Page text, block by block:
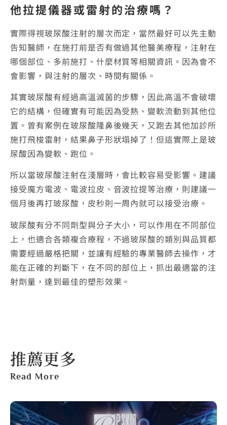
他拉提儀器或雷射的治療嗎？
實際得視玻尿酸注射的層次而定，當然最好可以先主動
告知醫師，在施打前是否有做過其他醫美療程，注射在
哪個部位、多前施打、什麼材質等相關資訊。因為會不
會影響，與注射的層次、時間有關係。
其實玻尿酸有經過高溫滅菌的步驟，因此高溫不會破壞
它的結構，但確實有可能因為受熱、變軟流動到其他位
置。曾有案例在玻尿酸隆鼻後幾天，又跑去其他加診所
施打飛梭雷射，結果鼻子形狀塌掉了！但這實際上是玻
尿酸因為變軟、跑位。
所以當玻尿酸注射在淺層時，會比較容易受影響。建議
接受魔方電波、電波拉皮、音波拉提等治療，則建議一
個月後再打玻尿酸，皮秒則一周內就可以接受治療。
玻尿酸有分不同劑型與分子大小，可以作用在不同部位
上，也適合各類複合療程，不過玻尿酸的類別與品質都
需要經過嚴格把關，並讓有經驗的專業醫師去操作，才
能在正確的判斷下，在不同的部位上，抓出最適當的注
射劑量，達到最佳的塑形效果。
推薦更多
Read More